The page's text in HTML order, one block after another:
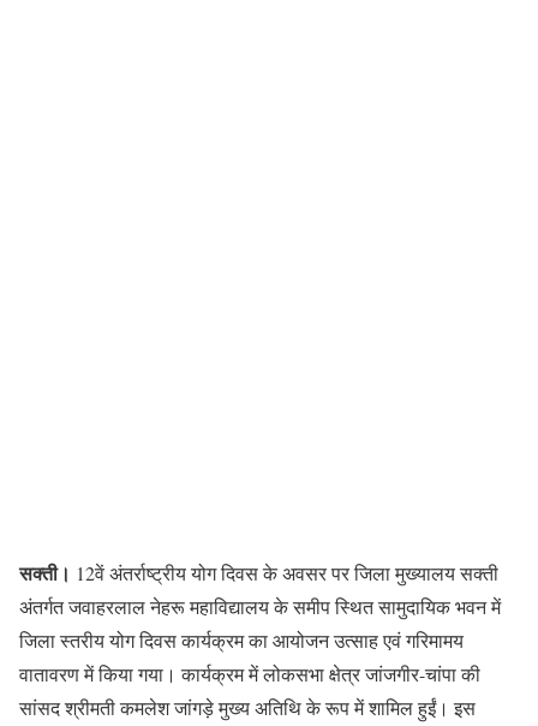
सक्ती। 12वें अंतर्राष्ट्रीय योग दिवस के अवसर पर जिला मुख्यालय सक्ती
अंतर्गत जवाहरलाल नेहरू महाविद्यालय के समीप स्थित सामुदायिक भवन में
जिला स्तरीय योग दिवस कार्यक्रम का आयोजन उत्साह एवं गरिमामय
वातावरण में किया गया। कार्यक्रम में लोकसभा क्षेत्र जांजगीर-चांपा की
सांसद श्रीमती कमलेश जांगड़े मुख्य अतिथि के रूप में शामिल हुईं। इस